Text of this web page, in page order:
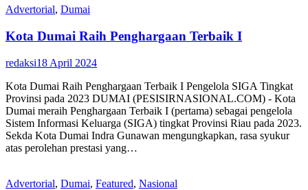
Advertorial, Dumai
Kota Dumai Raih Penghargaan Terbaik I
redaksi18 April 2024
Kota Dumai Raih Penghargaan Terbaik I Pengelola SIGA Tingkat
Provinsi pada 2023 DUMAI (PESISIRNASIONAL.COM) - Kota
Dumai meraih Penghargaan Terbaik I (pertama) sebagai pengelola
Sistem Informasi Keluarga (SIGA) tingkat Provinsi Riau pada 2023.
Sekda Kota Dumai Indra Gunawan mengungkapkan, rasa syukur
atas perolehan prestasi yang…
Advertorial, Dumai, Featured, Nasional